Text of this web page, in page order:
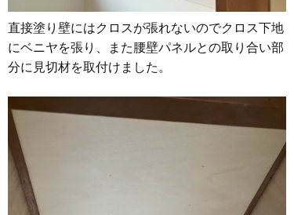
直接塗り壁にはクロスが張れないのでクロス下地
にベニヤを張り、また腰壁パネルとの取り合い部
分に見切材を取付けました。